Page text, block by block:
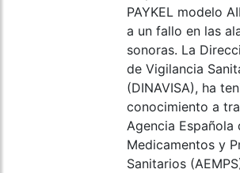
PAYKEL modelo
a un fallo en las
sonoras. La
de Vigilancia
(DINAVISA), ha
conocimiento a
Agencia Española
Medicamentos y
Sanitarios